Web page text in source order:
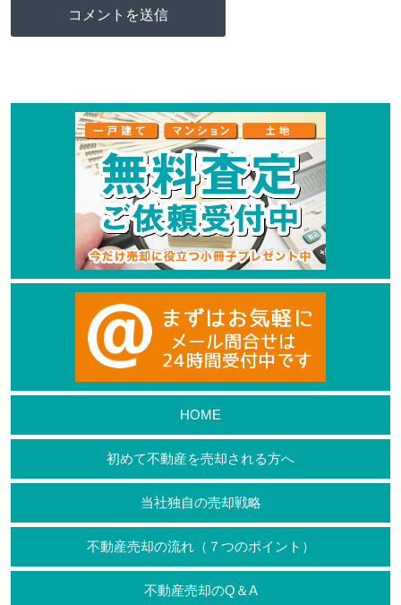
HOME
初めて不動産を売却される方へ
当社独自の売却戦略
不動産売却の流れ（７つのポイント）
不動産売却のQ＆A